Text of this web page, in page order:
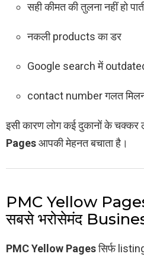
सही कीमत की तुलना नहीं हो
नकली products का डर
Google search में
contact number गलत
इसी कारण लोग कई दुकानों के चक्कर
Pagesआपकी मेहनत बचाता है।
PMC Yellow
सबसे भरोसेमंद
PMC Yellow Pagesसिर्फ